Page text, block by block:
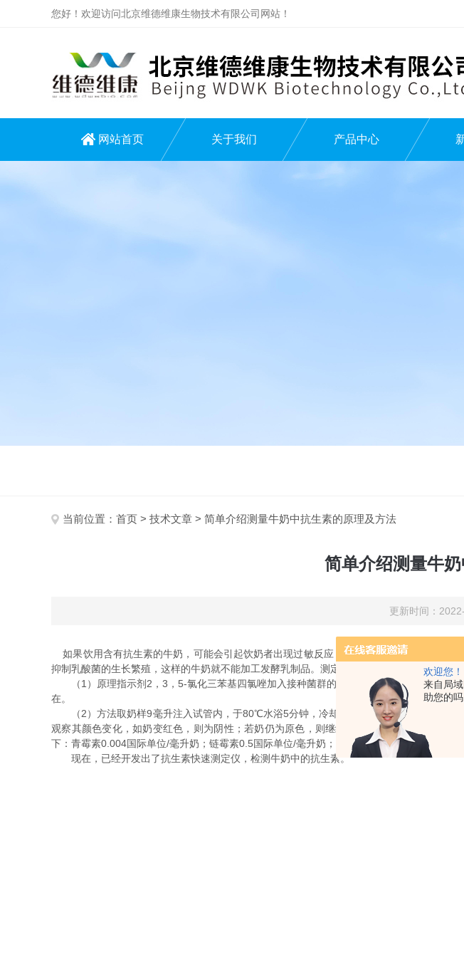
欢迎您！
来自局
助您的吗
您好！欢迎访问北京维德维康生物技术有限公司网站！
网站首页 关于我们 产品中心
当前位置： 首页 > 技术文章 > 简单介绍测量牛奶中抗生素的原理及方法
简单介绍测量牛
更新时间：
如果饮用含有抗生素的牛奶，可能会引起饮奶者出现过敏反应，长期饮用，还可能引起细
抑制乳酸菌的生长繁殖，这样的牛奶就不能加工发酵乳制品。测定奶中残留抗生素常用TTC法
（1）原理指示剂2，3，5-氯化三苯基四氯唑加入接种菌群的奶中进行培养，有抗生素，
在。
（2）方法取奶样9毫升注入试管内，于80℃水浴5分钟，冷却至37℃以下，加菌液1毫升
观察其颜色变化，如奶变红色，则为阴性；若奶仍为原色，则继续培养30分钟，进行第二
下：青霉素0.004国际单位/毫升奶；链霉素0.5国际单位/毫升奶；庆大霉素0.4国际单位/毫升奶
现在，已经开发出了抗生素快速测定仪，检测牛奶中的抗生素。